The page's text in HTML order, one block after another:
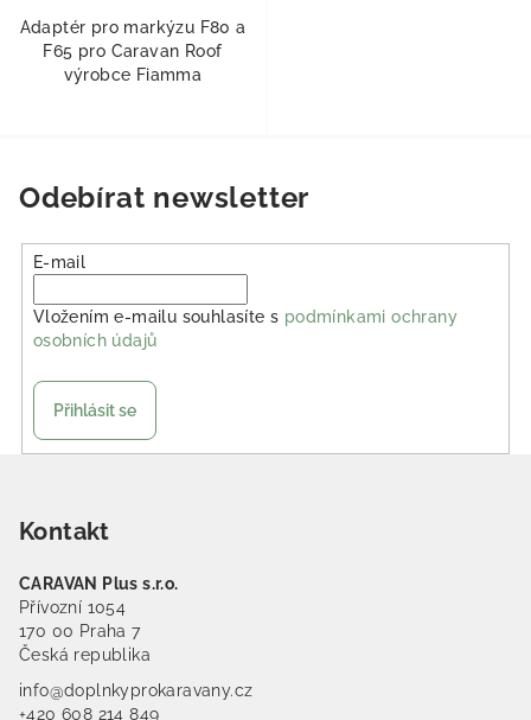
Adaptér pro markýzu F80 a
F65 pro Caravan Roof
výrobce Fiamma
Odebírat newsletter
E-mail
Vložením e-mailu souhlasíte s podmínkami ochrany
osobních údajů
Přihlásit se
Kontakt
CARAVAN Plus s.r.o.
Přívozní 1054
170 00 Praha 7
Česká republika
info@doplnkyprokaravany.cz
+420 608 214 849